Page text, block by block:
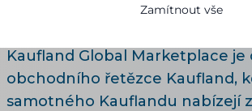
11 minut čtení
Kaufland Global Marketplace je
obchodního řetězce Kaufland,
samotného Kauflandu nabízejí
Zamítnout vše